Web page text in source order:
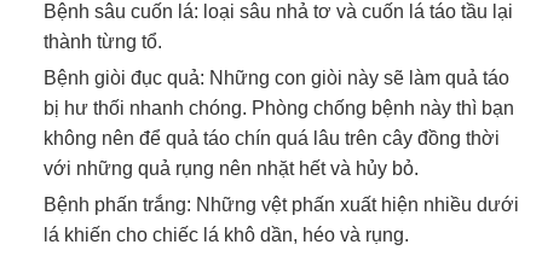
Bệnh sâu cuốn lá: loại sâu nhả tơ và cuốn lá táo tầu lại
thành từng tổ.
Bệnh giòi đục quả: Những con giòi này sẽ làm quả táo
bị hư thối nhanh chóng. Phòng chống bệnh này thì bạn
không nên để quả táo chín quá lâu trên cây đồng thời
với những quả rụng nên nhặt hết và hủy bỏ.
Bệnh phấn trắng: Những vệt phấn xuất hiện nhiều dưới
lá khiến cho chiếc lá khô dần, héo và rụng.